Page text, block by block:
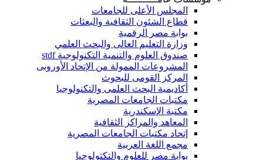
المجلس الأعلى للجامعات
قطاع الشئون الثقافية والبعثات
بوابة مصر الرقمية
وزارة التعليم العالى والبحث العلمي
صندوق العلوم والتنمية التكنولوجية stdf
المشروعات الممولة من الإتحاد الأوروبى
المركز القومى للبحوث
أكاديمية البحث العلمى والتكنولوجيا
مكتبات الجامعات المصرية
مكتبة الإسكندرية
المعاهد والمراكز الثقافية
إتحاد مكتبات الجامعات المصرية
مجمع اللغة العربية
بوابة مصر للعلوم والتكتولوجيا